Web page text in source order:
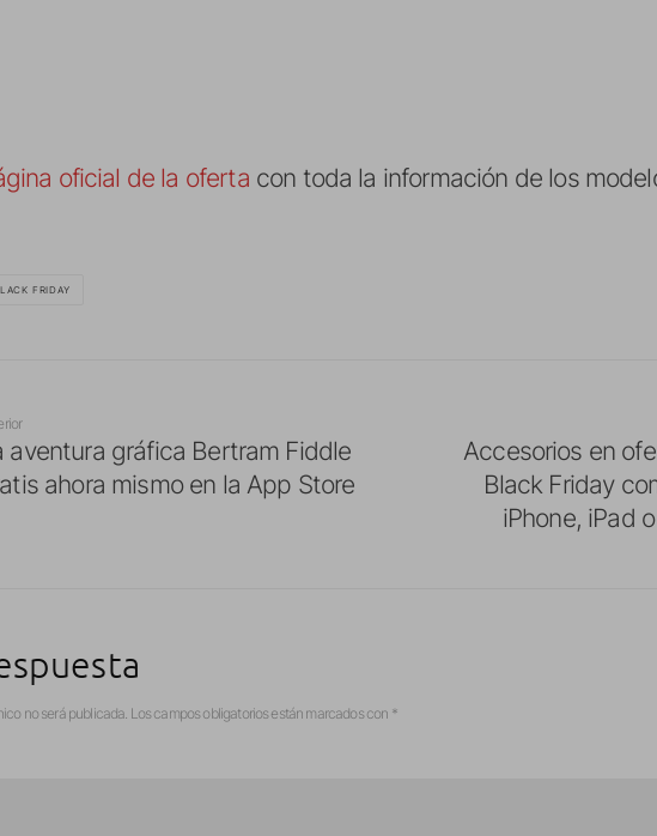
oficial de la oferta con toda la información de los
FRIDAY
aventura gráfica Bertram Fiddle
ahora mismo en la App Store
Accesorios en
Black Friday
iPhone, iPad
no será publicada. Los campos obligatorios están marcados con *